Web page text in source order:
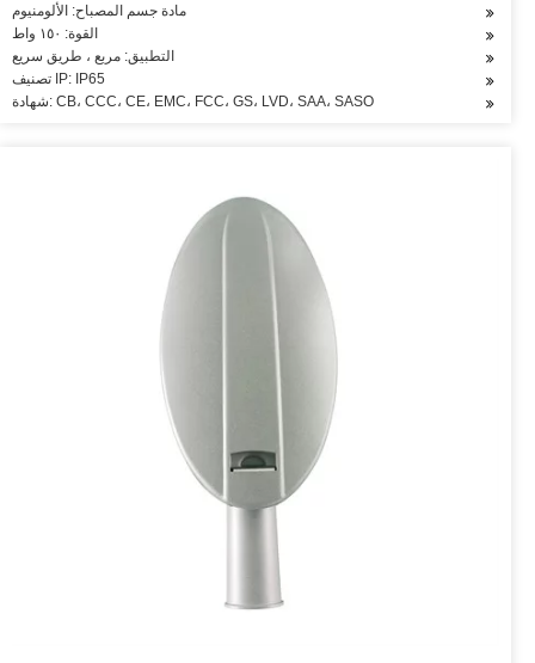
مادة جسم المصباح: الألومنيوم
القوة: ١٥٠ واط
التطبيق: مربع ، طريق سريع
تصنيف IP: IP65
شهادة: CB، CCC، CE، EMC، FCC، GS، LVD، SAA، SASO